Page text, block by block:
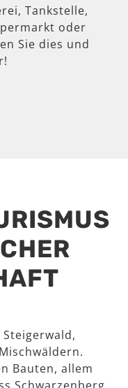
Tankstelle,
oder
Sie dies und
Bauten, allem